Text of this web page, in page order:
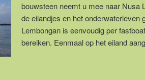
bouwsteen neemt u mee naar Nusa
de eilandjes en het onderwaterleven
Lembongan is eenvoudig per
bereiken. Eenmaal op het eiland